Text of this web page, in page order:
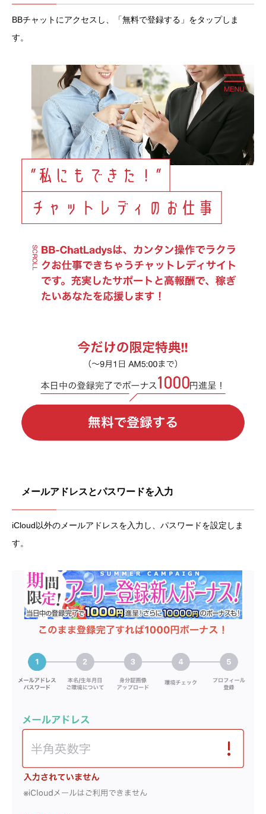
BBチャットにアクセスし、「無料で登録する」をタップしま
す。
メールアドレスとパスワードを入力
iCloud以外のメールアドレスを入力し、パスワードを設定しま
す。